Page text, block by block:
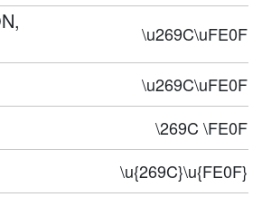
\u269C\uFE0F
\u269C\uFE0F
\269C \FE0F
\u{269C}\u{FE0F}